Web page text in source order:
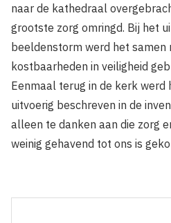
naar de kathedraal
grootste zorg omringd. Bij het
beeldenstorm werd het samen
kostbaarheden in veiligheid
Eenmaal terug in de kerk werd
uitvoerig beschreven in de
alleen te danken aan die zorg
weinig gehavend tot ons is